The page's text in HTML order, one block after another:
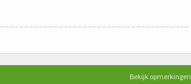
Bekijk opmerkingen